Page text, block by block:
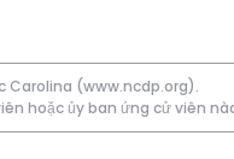
Carolina (www.ncdp.org).
hoặc ủy ban ứng cử viên